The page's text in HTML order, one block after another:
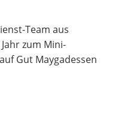
Team aus
zum Mini-
Gut Maygadessen